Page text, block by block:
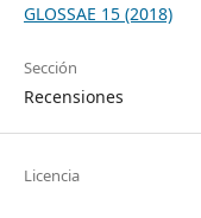
GLOSSAE 15 (2018)
Sección
Recensiones
Licencia